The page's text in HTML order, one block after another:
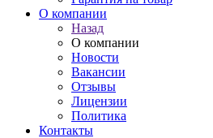
О компании
Назад
О компании
Новости
Вакансии
Отзывы
Лицензии
Политика
Контакты